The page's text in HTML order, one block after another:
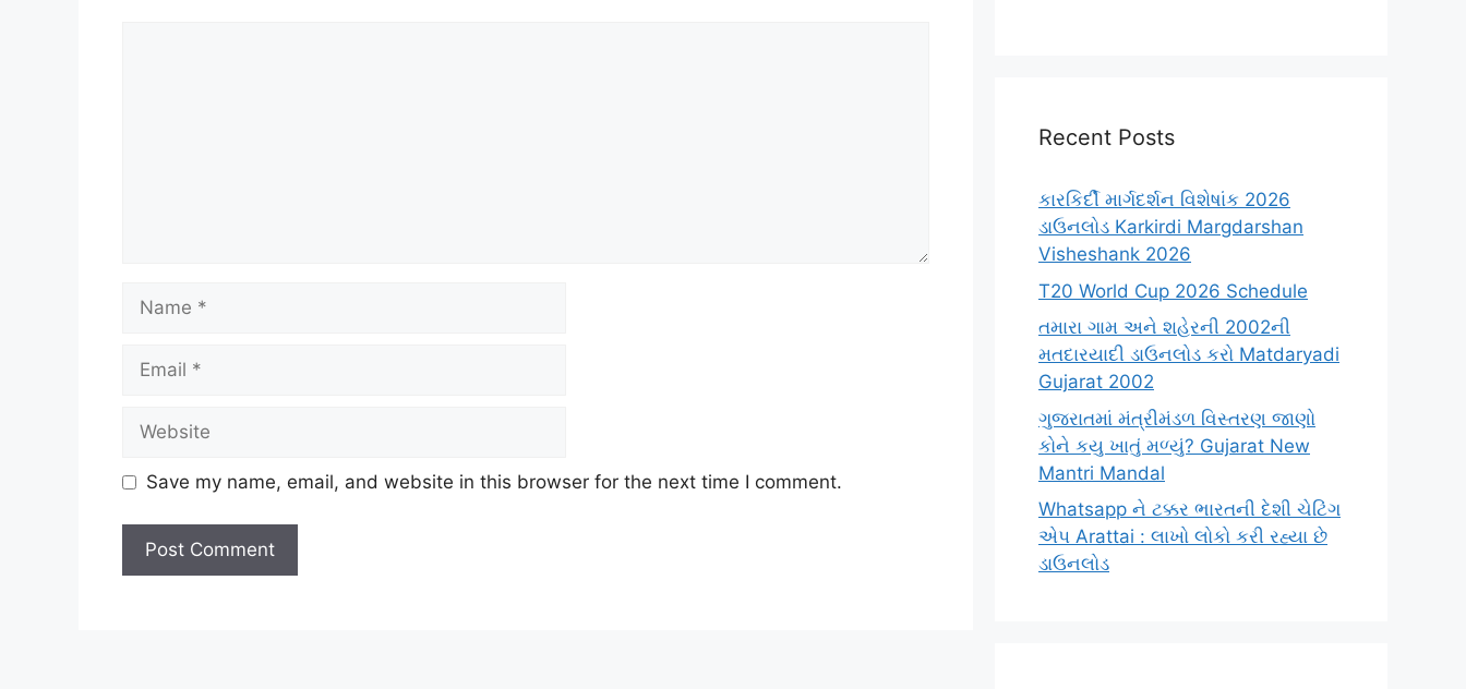
Name
Email
Website
Save my name, email, and website in this browser for the next time I comment.
Recent Posts
કારકિર્દી માર્ગદર્શન વિશેષાંક 2026
ડાઉનલોડ Karkirdi Margdarshan
Visheshank 2026
T20 World Cup 2026 Schedule
તમારા ગામ અને શહેરની 2002ની
મતદારયાદી ડાઉનલોડ કરો Matdaryadi
Gujarat 2002
ગુજરાતમાં મંત્રીમંડળ વિસ્તરણ જાણો
કોને કયુ ખાતું મળ્યું? Gujarat New
Mantri Mandal
Whatsapp ને ટક્કર ભારતની દેશી ચેટિંગ
એપ Arattai : લાખો લોકો કરી રહ્યા છે
ડાઉનલોડ